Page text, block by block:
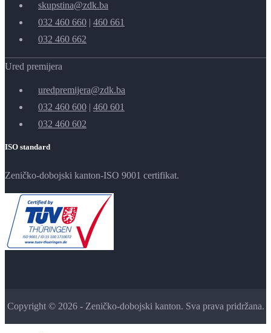
skupstina@zdk.ba
032 460 660 | 460 661
032 460 662
Ured premijera
uredpremijera@zdk.ba
032 460 600 | 460 601
032 460 602
ISO standard
Zeničko-dobojski kanton-ISO 9001 certifikat.
Copyright © 2026 - Zeničko-dobojski kanton. Sva prava pridržana.